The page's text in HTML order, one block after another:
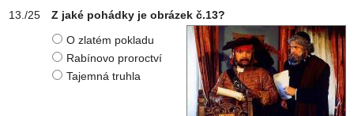
Z jaké pohádky je obrázek č.13?
O zlatém pokladu
Rabínovo proroctví
Tajemná truhla